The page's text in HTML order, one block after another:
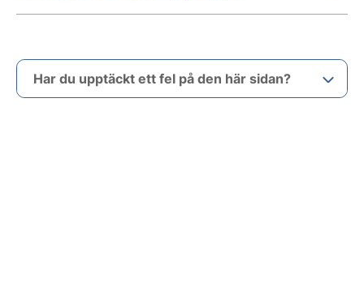
Har du upptäckt ett fel på den här sidan?